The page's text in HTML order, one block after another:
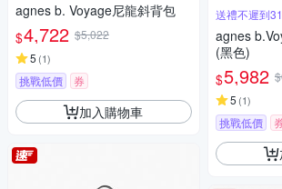
agnes b. Voyage尼龍斜背包
$4,722 $5,022
5 (1)
挑戰低價 券
加入購物車
送禮不遲到
agnes
(黑色)
$5,982
5 (1)
挑戰低價